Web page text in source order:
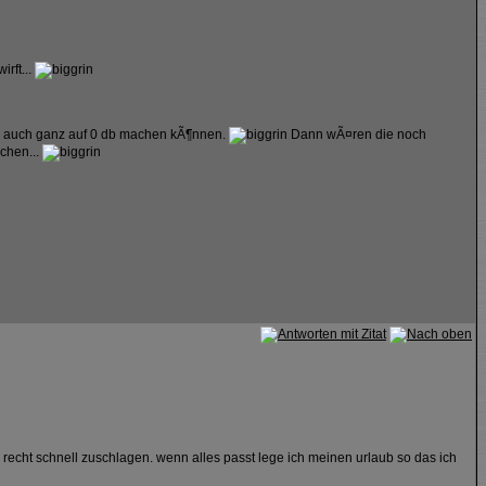
ganz auf 0 db machen kÃ¶nnen.
Dann wÃ¤ren die noch
schnell zuschlagen. wenn alles passt lege ich meinen urlaub so das ich